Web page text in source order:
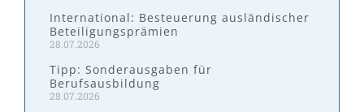
International: Besteuerung ausländischer
Beteiligungsprämien
28.07.2026
Tipp: Sonderausgaben für
Berufsausbildung
28.07.2026